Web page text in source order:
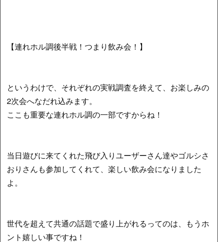
【連れホル調後半戦！つまり飲み会！】
というわけで、それぞれの実戦調査を終えて、お楽しみの
2次会へなだれ込みます。
ここも重要な連れホル調の一部ですからね！
当日遊びに来てくれた飛び入りユーザーさん達やゴルシさ
おりさんも参加してくれて、楽しい飲み会になりました
よ。
世代を超えて共通の話題で盛り上がれるってのは、もうホ
ント嬉しい事ですね！